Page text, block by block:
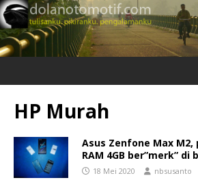
HP Murah
Asus Zenfone Max
RAM 4GB ber”merk” di
18 Mei 2020 nbsusanto